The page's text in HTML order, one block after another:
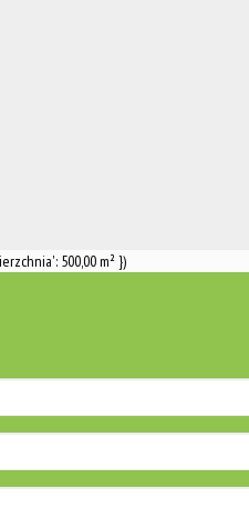
500,00 m² })